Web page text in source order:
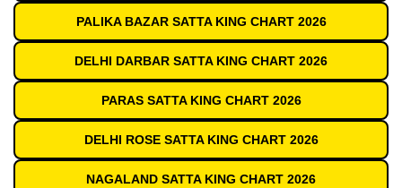
PALIKA BAZAR SATTA KING CHART 2026
DELHI DARBAR SATTA KING CHART 2026
PARAS SATTA KING CHART 2026
DELHI ROSE SATTA KING CHART 2026
NAGALAND SATTA KING CHART 2026